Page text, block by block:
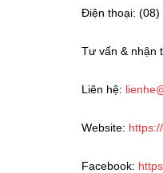
Điện thoại: (08)
Tư vấn & nhận
Liên hệ:
Website:
Facebook: